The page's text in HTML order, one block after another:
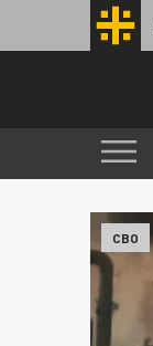
СВО